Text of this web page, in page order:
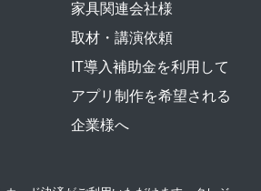
家具関連会社様
取材・講演依頼
IT導入補助金を利用して
アプリ制作を希望される
企業様へ